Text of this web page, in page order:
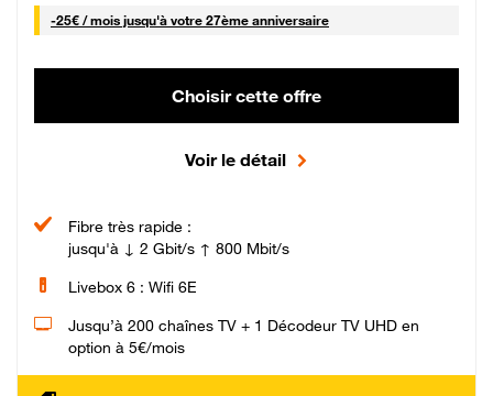
-25€ / mois25 € par mois
jusqu'à votre 27ème anniversaire
Choisir cette offre
Voir le détail
Fibre très rapide :
jusqu'à ↓ 2 Gbit/s ↑ 800 Mbit/s
Livebox 6 : Wifi 6E
Jusqu’à 200 chaînes TV + 1 Décodeur TV UHD en
option à 5€/mois